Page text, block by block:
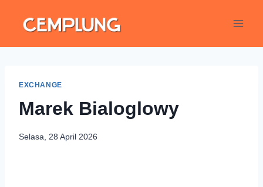
EXCHANGE
Marek Bialoglowy
Selasa, 28 April 2026